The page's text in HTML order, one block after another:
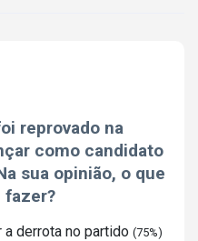
reprovado na
como candidato
sua opinião, o que
fazer?
derrota no partido (75%)